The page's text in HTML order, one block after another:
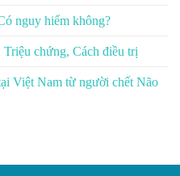
nguy hiểm không?
chứng, Cách điều trị
Việt Nam từ người chết Não